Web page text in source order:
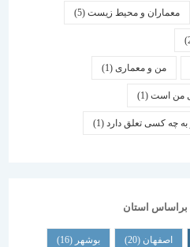
و محیط زیست(5)
و معماری (1)
(1)
تعلق دارد(1)
استان
(20) بوشهر